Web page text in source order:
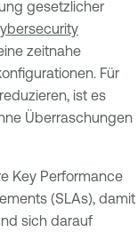
gesetzlicher
zeitnahe
Für
ist es
Überraschungen
Key Performance
(SLAs), damit
sich darauf